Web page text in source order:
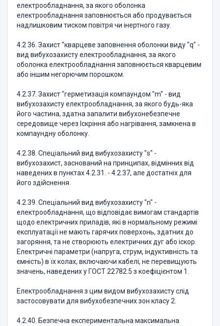
електрообладнання, за якого оболонка
електрообладнання заповнюється або продувається
надлишковим тиском повітря чи інертного газу.
4.2 36. Захист "кварцеве заповнення оболонки виду "q" -
вид вибухозахисту електрообладнання, за якого
оболонка електрообладнання заповнюється кварцевим
або іншим негорючим порошком.
4.2.37. Захист "герметизація компаундом "m" - вид
вибухозахисту електрообладнання, за якого будь-яка
його частина, здатна запалити вибухонебезпечне
середовище через Іскріння або нагрівання, замкнена в
компаундну оболонку.
4.2.38. Спеціальний вид вибухозахисту "s" -
вибухозахист, заснований на принципах, відмінних від
наведених в пунктах 4.2.31. - 4.2.37, але достатніх для
його здійснення.
4.2.39. Спеціальний вид вибухозахисту "n" -
електрообладнання, що відповідає вимогам стандартів
щодо електричних приладів, які в нормальному режимі
експлуатації не мають гарячих поверхонь, здатних до
загоряння, та не створюють електричних дуг або іскор.
Електричні параметри (напруга, струм, індуктивність та
ємність) в їх колах, включаючи кабелі, не перевищують
значень, наведених у ГОСТ 22782.5 з коефіцієнтом 1.
Електрообладнання з цим видом вибухозахисту слід
застосовувати для вибухобезпечних зон класу 2.
4.2.40. Безпечна експериментальна максимальна